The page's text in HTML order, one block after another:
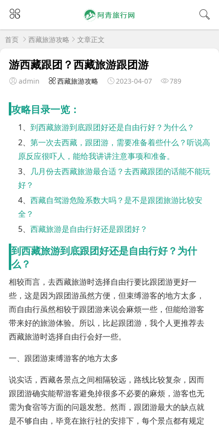
首页 西藏旅游攻略 文章正文
游西藏跟团？西藏旅游跟团游
admin 西藏旅游攻略 2023-04-07 789
攻略目录一览：
1、到西藏旅游到底跟团好还是自由行好？为什么？
2、第一次去西藏，跟团游，需要准备着些什么？听说高
原反应很吓人，能给我讲讲注意事项和准备。
3、 几月份去西藏旅游最合适？去西藏跟团的话能不能玩
好？
4、西藏自驾游危险系数大吗？是不是跟团旅游比较安
全？
5、西藏旅游是自由行好还是跟团好？
到西藏旅游到底跟团好还是自由行好？为什
么？
相较而言，去西藏旅游时选择自由行要比跟团游更好一
些，这是因为跟团游虽然方便，但束缚游客的地方太多，
而自由行虽然相较于跟团游来说会麻烦一些，但能给游客
带来好的旅游体验。所以，比起跟团游，我个人更推荐去
西藏旅游时选择自由行会好一些。
一、跟团游束缚游客的地方太多
说实话，西藏各景点之间相隔较远，路线比较复杂，因而
跟团游确实能帮游客避免掉很多不必要的麻烦，游客也无
需为食宿等方面的问题发愁。然而，跟团游最大的缺点就
是不够自由，毕竟在旅行社的安排下，每个景点都有规定